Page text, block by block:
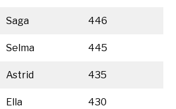
Saga 446
Selma 445
Astrid 435
Ella 430